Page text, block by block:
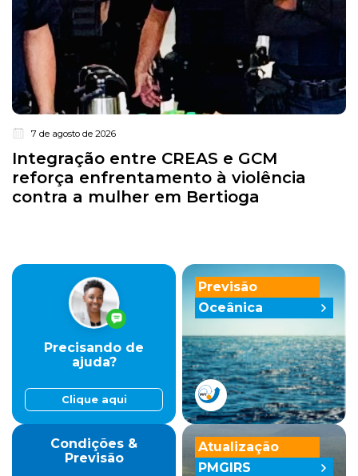
7 de agosto de 2026
Integração entre CREAS e GCM
reforça enfrentamento à violência
contra a mulher em Bertioga
Previsão
Oceânica
Precisando de
ajuda?
Clique aqui
Condições &
Previsão
Atualização
PMGIRS